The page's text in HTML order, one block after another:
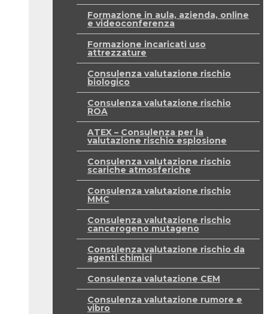
Formazione in aula, azienda, online
e videoconferenza
Formazione incaricati uso
attrezzature
Consulenza valutazione rischio
biologico
Consulenza valutazione rischio
ROA
ATEX – Consulenza per la
valutazione rischio esplosione
Consulenza valutazione rischio
scariche atmosferiche
Consulenza valutazione rischio
MMC
Consulenza valutazione rischio
cancerogeno mutageno
Consulenza valutazione rischio da
agenti chimici
Consulenza valutazione CEM
Consulenza valutazione rumore e
vibro